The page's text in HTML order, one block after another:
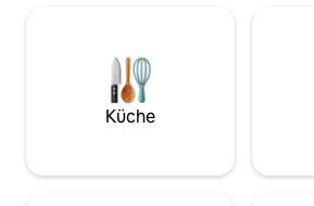
und verschiedene Wasser- und
Strandspielzeuge zur Verfügung.
Schnelles WLAN, Kabelfernsehen,
Streaming-TV, eine komplett
du für deinen Urlaub in Havasu
benötigst. LHC-Genehmigung 035922
Küche